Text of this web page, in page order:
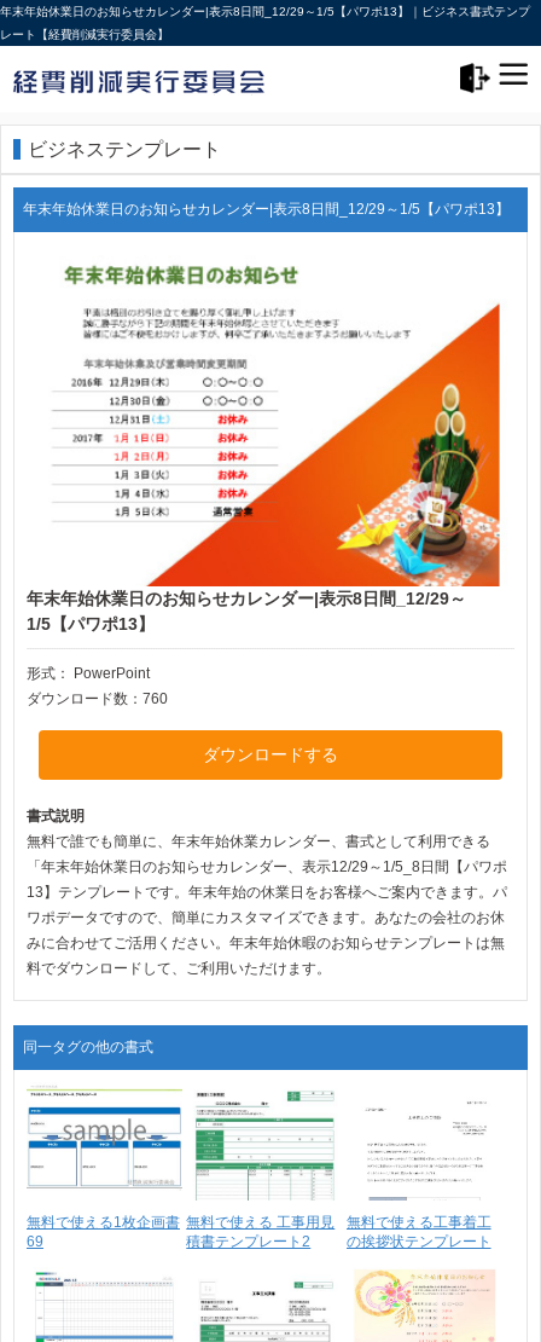
年末年始休業日のお知らせカレンダー|表示8日間_12/29～1/5【パワポ13】｜ビジネス書式テンプ
レート【経費削減実行委員会】
ビジネステンプレート
年末年始休業日のお知らせカレンダー|表示8日間_12/29～1/5【パワポ13】
年末年始休業日のお知らせカレンダー|表示8日間_12/29～
1/5【パワポ13】
形式：
PowerPoint
ダウンロード数：760
ダウンロードする
書式説明
無料で誰でも簡単に、年末年始休業カレンダー、書式として利用できる
「年末年始休業日のお知らせカレンダー、表示12/29～1/5_8日間【パワポ
13】テンプレートです。年末年始の休業日をお客様へご案内できます。パ
ワポデータですので、簡単にカスタマイズできます。あなたの会社のお休
みに合わせてご活用ください。年末年始休暇のお知らせテンプレートは無
料でダウンロードして、ご利用いただけます。
同一タグの他の書式
無料で使える1枚企画書
69
無料で使える 工事用見
積書テンプレート2
無料で使える工事着工
の挨拶状テンプレート